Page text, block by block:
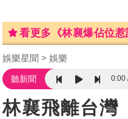
看更多《林襄爆佔位
娛樂星聞 娛樂
聽新聞 0:00
林襄飛離台灣